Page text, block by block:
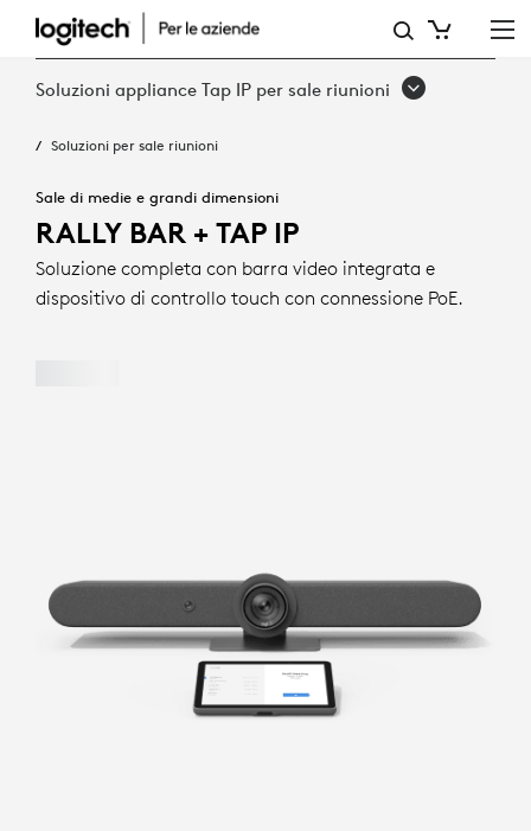
RALLY
BAR
TAP
IP
Soluzioni appliance Tap IP per sale riunioni
Soluzioni per sale riunioni
Sale di medie e grandi dimensioni
RALLY BAR + TAP IP
Soluzione completa con barra video integrata e
dispositivo di controllo touch con connessione PoE.